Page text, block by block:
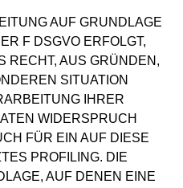
AUF GRUNDLAGE
F DSGVO ERFOLGT,
RECHT, AUS GRÜNDEN,
SITUATION
IHRER
WIDERSPRUCH
FÜR EIN AUF DIESE
PROFILING. DIE
AUF DENEN EINE